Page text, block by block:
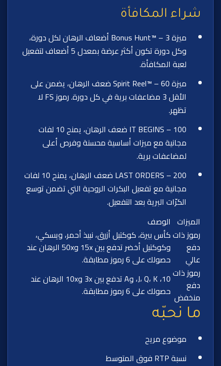
شراء المكافأة
ميزة Bonus Hunt™ – 3 أضعاف الرهان لكل دورة،
وكل دورة تكون أكثر عرضة بمعدل 5 أضعاف لتفعيل
لعبة المكافأة.
ميزة Spirit Reel™ – 60 ضعف الرهان، يضمن على
الأقل 3 مضاعفات برية في كل دورة. رموز FS لا
تظهر.
IT BEGINS – 100 ضعف الرهان، يمنح 10 لفات
مجانية مع ميزات أساسية محسنة وفرص أعلى
لمضاعفات برية.
LAST ORDERS – 200 ضعف الرهان، يمنح 10 لفات
مجانية مع تفعيل البكرات الروحية التي تضمن توسع
الكرّات البرية بعد التفعيل.
الميزات الوصف
رموز ذات
دفع
عالي
كأس بيرة، كوكتيل أزرق، نبيذ أحمر، ويسكي،
وكوكتيل أخضر تدفع بين 15x و50x الرهان عند
حصولك على 6 رموز مطابقة.
رموز ذات
دفع
منخفض
10، J، Q، K، وA تدفع بين 3x و10x الرهان عند
حصولك على 6 رموز مطابقة.
ما نحبّه
موضوع مريح
نسبة RTP فوق المتوسط